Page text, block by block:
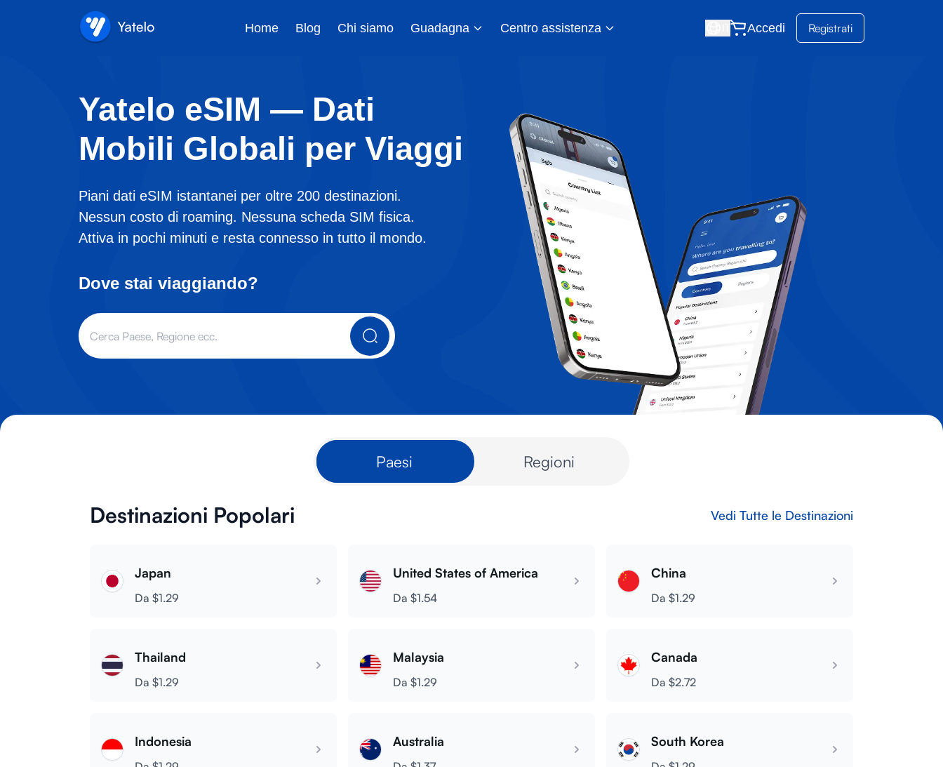
Home Blog Chi siamo Guadagna Centro assistenza Accedi Registrati
Yatelo eSIM — Dati
Mobili Globali per Viaggi
Piani dati eSIM istantanei per oltre 200 destinazioni.
Nessun costo di roaming. Nessuna scheda SIM fisica.
Attiva in pochi minuti e resta connesso in tutto il mondo.
Dove stai viaggiando?
Paesi Regioni
Destinazioni Popolari Vedi Tutte le Destinazioni
Japan
Da $1.29
United States of America
Da $1.54
China
Da $1.29
Thailand
Da $1.29
Malaysia
Da $1.29
Canada
Da $2.72
Indonesia Australia South Korea